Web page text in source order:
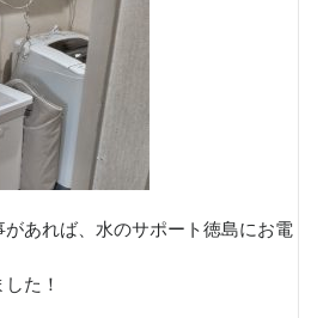
あれば、水のサポート徳島にお電
た！